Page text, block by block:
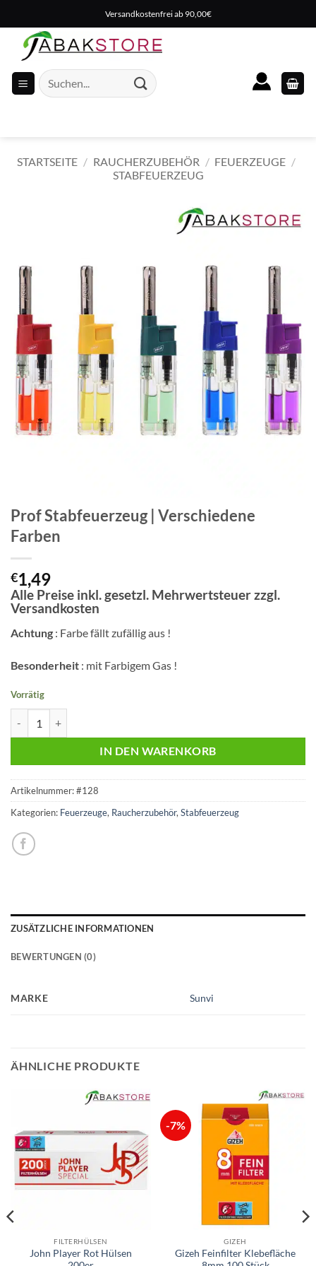
Inhalt
springen
Versandkostenfrei ab 90,00€
Suche
nach:
STARTSEITE / RAUCHERZUBEHÖR / FEUERZEUGE /
STABFEUERZEUG
Prof Stabfeuerzeug | Verschiedene
Farben
€1,49
Alle Preise inkl. gesetzl. Mehrwertsteuer zzgl.
Versandkosten
Achtung : Farbe fällt zufällig aus !
Besonderheit : mit Farbigem Gas !
Vorrätig
IN DEN WARENKORB
Artikelnummer:#128
Kategorien: Feuerzeuge, Raucherzubehör,Stabfeuerzeug
ZUSÄTZLICHE INFORMATIONEN
BEWERTUNGEN (0)
MARKE Sunvi
ÄHNLICHE PRODUKTE
FILTERHÜLSEN
John Player Rot Hülsen
-7%
GIZEH
Gizeh Feinfilter Klebefläche